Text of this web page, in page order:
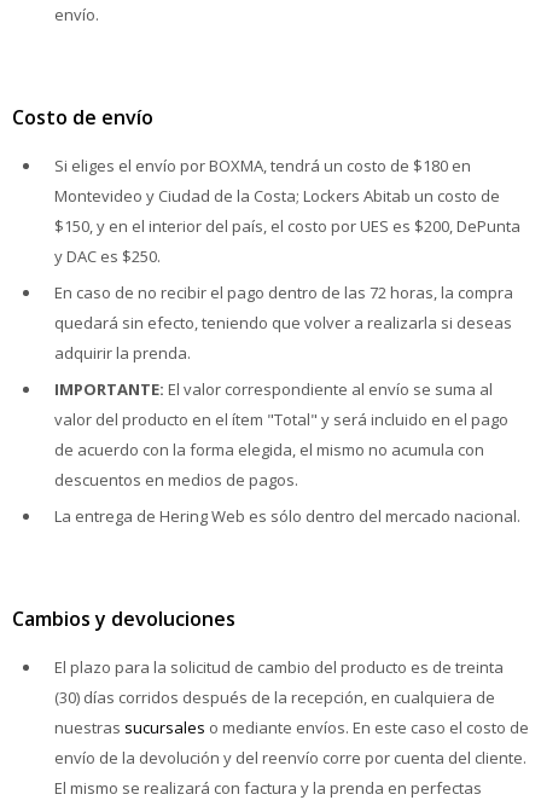
envío.
Costo de envío
Si eliges el envío por BOXMA, tendrá un costo de $180 en
Montevideo y Ciudad de la Costa; Lockers Abitab un costo de
$150, y en el interior del país, el costo por UES es $200, DePunta
y DAC es $250.
En caso de no recibir el pago dentro de las 72 horas, la compra
quedará sin efecto, teniendo que volver a realizarla si deseas
adquirir la prenda.
IMPORTANTE: El valor correspondiente al envío se suma al
valor del producto en el ítem "Total" y será incluido en el pago
de acuerdo con la forma elegida, el mismo no acumula con
descuentos en medios de pagos.
La entrega de Hering Web es sólo dentro del mercado nacional.
Cambios y devoluciones
El plazo para la solicitud de cambio del producto es de treinta
(30) días corridos después de la recepción, en cualquiera de
nuestras sucursales o mediante envíos. En este caso el costo de
envío de la devolución y del reenvío corre por cuenta del cliente.
El mismo se realizará con factura y la prenda en perfectas